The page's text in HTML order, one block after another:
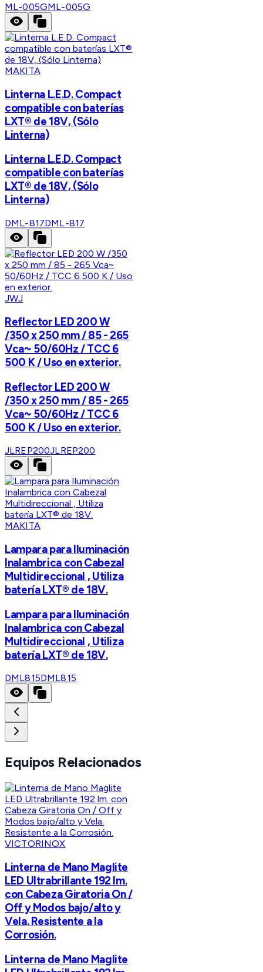
ML-005GML-005G
MAKITA
Linterna L.E.D. Compact
compatible con baterías
LXT® de 18V, (Sólo
Linterna)
Linterna L.E.D. Compact
compatible con baterías
LXT® de 18V, (Sólo
Linterna)
DML-817DML-817
JWJ
Reflector LED 200 W
/350 x 250 mm / 85 - 265
Vca~ 50/60Hz / TCC 6
500 K / Uso en exterior.
Reflector LED 200 W
/350 x 250 mm / 85 - 265
Vca~ 50/60Hz / TCC 6
500 K / Uso en exterior.
JLREP200JLREP200
MAKITA
Lampara para Iluminación
Inalambrica con Cabezal
Multidireccional , Utiliza
batería LXT® de 18V.
Lampara para Iluminación
Inalambrica con Cabezal
Multidireccional , Utiliza
batería LXT® de 18V.
DML815DML815
Equipos Relacionados
VICTORINOX
Linterna de Mano Maglite
LED Ultrabrillante 192 lm.
con Cabeza Giratoria On /
Off y Modos bajo/alto y
Vela. Resistente a la
Corrosión.
Linterna de Mano Maglite